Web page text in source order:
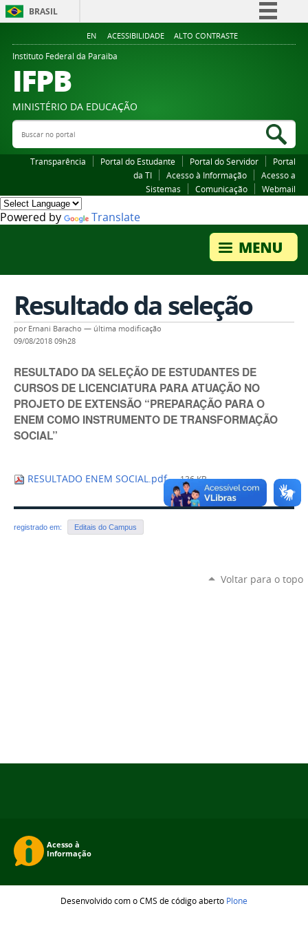
BRASIL
Simplifique!
Legislação
EN ACESSIBILIDADE ALTO CONTRASTE
Instituto Federal da Paraiba
IFPB
MINISTÉRIO DA EDUCAÇÃO
Buscar no portal
Transparência Portal do Estudante Portal do Servidor
Portal
da TI
Acesso à Informação
Acesso a
Sistemas
Comunicação Webmail
Powered by Translate
Resultado da seleção
por Ernani Baracho — última modificação
09/08/2018 09h28
RESULTADO DA SELEÇÃO DE ESTUDANTES DE
CURSOS DE LICENCIATURA PARA ATUAÇÃO NO
PROJETO DE EXTENSÃO “PREPARAÇÃO PARA O
ENEM COMO INSTRUMENTO DE TRANSFORMAÇÃO
SOCIAL”
RESULTADO ENEM SOCIAL.pdf— 136 KB
registrado em: Editais do Campus
Voltar para o topo
Desenvolvido com o CMS de código aberto Plone